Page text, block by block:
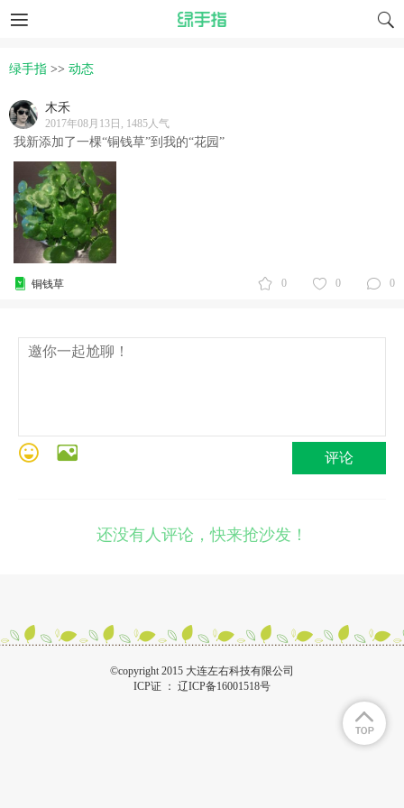
绿手指 >> 动态
木禾
2017年08月13日, 1485人气
我新添加了一棵“铜钱草”到我的“花园”
0 0 0
铜钱草
评论
还没有人评论，快来抢沙发！
©copyright 2015 大连左右科技有限公司
ICP证 ： 辽ICP备16001518号